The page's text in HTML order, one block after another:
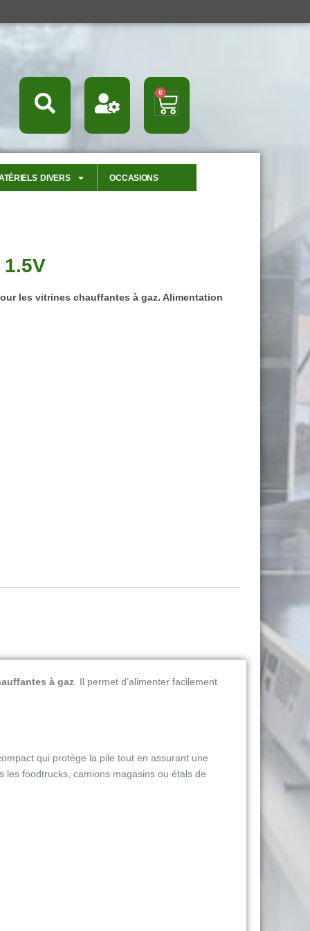
0
Panier
DIVERS OCCASIONS
1.5V
les vitrines chauffantes à gaz. Alimentation
à gaz . Il permet d’alimenter facilement
qui protège la pile tout en assurant une
les foodtrucks, camions magasins ou étals de